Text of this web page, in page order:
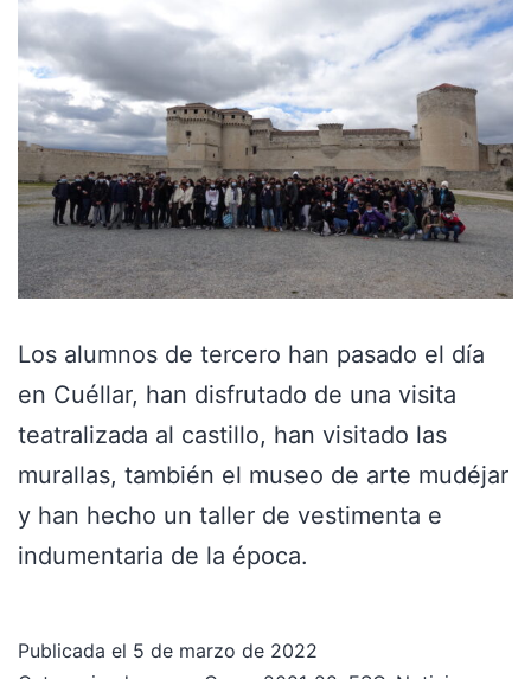
Los alumnos de tercero han pasado el día
en Cuéllar, han disfrutado de una visita
teatralizada al castillo, han visitado las
murallas, también el museo de arte mudéjar
y han hecho un taller de vestimenta e
indumentaria de la época.
Publicada el 5 de marzo de 2022